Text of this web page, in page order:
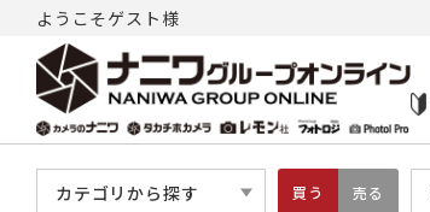
ようこそゲスト様
カテゴリから探す 買う 売る